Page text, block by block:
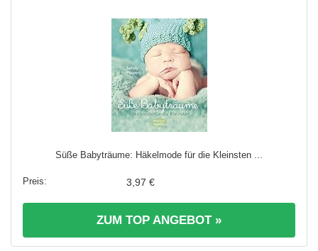
Süße Babyträume: Häkelmode für die Kleinsten ...
3,97 €
ZUM TOP ANGEBOT »